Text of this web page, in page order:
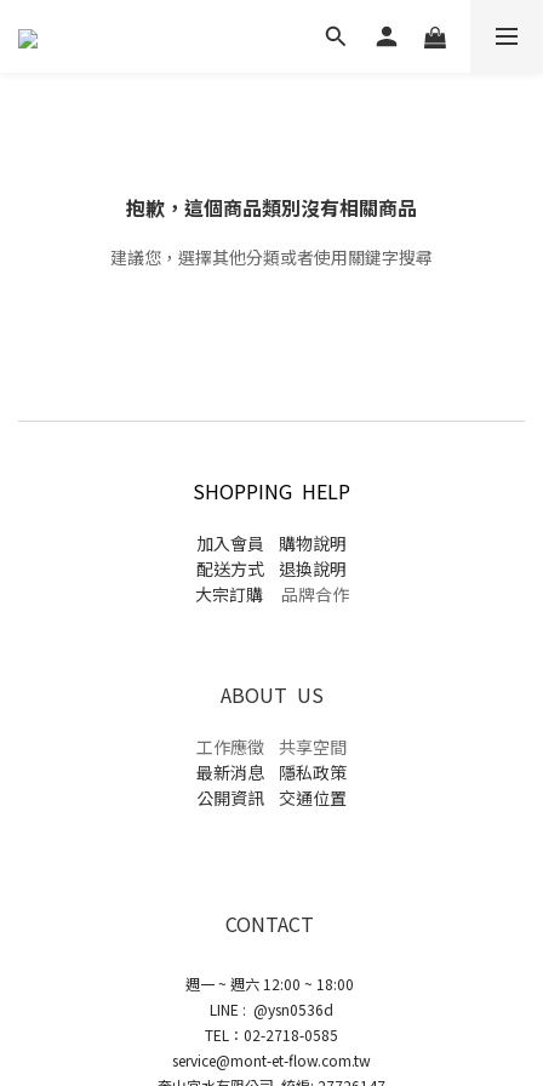
抱歉，這個商品類別沒有相關商品
建議您，選擇其他分類或者使用關鍵字搜尋
SHOPPING HELP
加入會員
購物說明
配送方式
退換說明
大宗訂購品牌合作
ABOUT US
工作應徵 共享空間
最新消息
隱私政策
公開資訊
交通位置
CONTACT
週一 ~ 週六 12:00 ~ 18:00
LINE : @ysn0536d
TEL：02-2718-0585
service@mont-et-flow.com.tw